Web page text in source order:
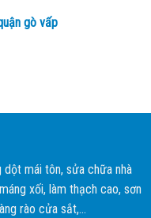
gò vấp
mái tôn, sửa chữa nhà
xối, làm thạch cao, sơn
rào cửa sắt,...